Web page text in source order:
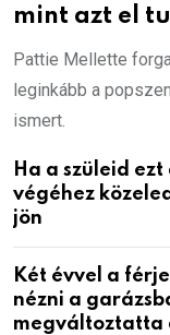
mint azt el
Pattie Mellette
leginkább a
ismert.
Ha a szüleid
végéhez
jön
Két évvel a
nézni a
megváltoztatta